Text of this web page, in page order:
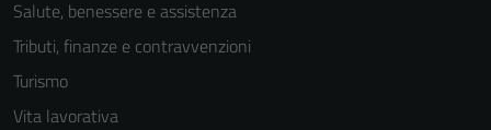
Salute, benessere e assistenza
Tributi, finanze e contravvenzioni
Turismo
Vita lavorativa